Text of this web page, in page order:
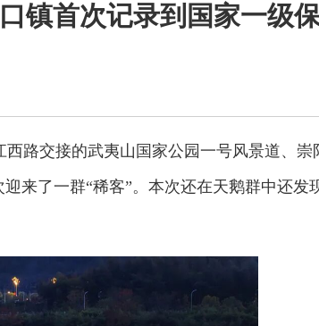
镇首次记录到国家一级
路交接的武夷山国家公园一号风景道、崇
来了一群“稀客”。本次还在天鹅群中还发